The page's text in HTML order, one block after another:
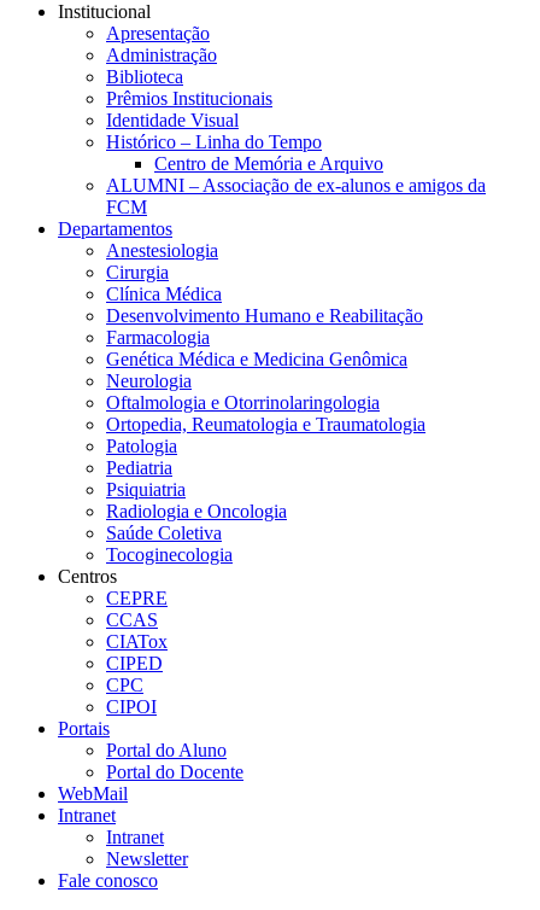
Institucional
Apresentação
Administração
Biblioteca
Prêmios Institucionais
Identidade Visual
Histórico – Linha do Tempo
Centro de Memória e Arquivo
ALUMNI – Associação de ex-alunos e amigos da
FCM
Departamentos
Anestesiologia
Cirurgia
Clínica Médica
Desenvolvimento Humano e Reabilitação
Farmacologia
Genética Médica e Medicina Genômica
Neurologia
Oftalmologia e Otorrinolaringologia
Ortopedia, Reumatologia e Traumatologia
Patologia
Pediatria
Psiquiatria
Radiologia e Oncologia
Saúde Coletiva
Tocoginecologia
Centros
CEPRE
CCAS
CIATox
CIPED
CPC
CIPOI
Portais
Portal do Aluno
Portal do Docente
WebMail
Intranet
Intranet
Newsletter
Fale conosco